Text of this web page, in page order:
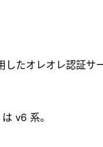
したオレオレ認証
v6 系。